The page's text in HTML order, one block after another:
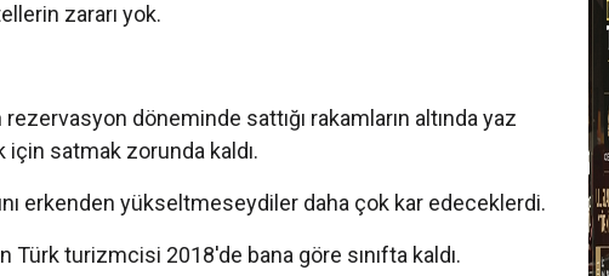
zararı yok.
döneminde sattığı rakamların altında yaz
satmak zorunda kaldı.
erkenden yükseltmeseydiler daha çok kar edeceklerdi.
Türk turizmcisi 2018'de bana göre sınıfta kaldı.